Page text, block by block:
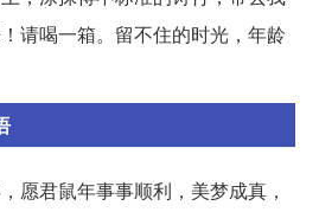
请喝一箱。留不住的时光，年龄
愿君鼠年事事顺利，美梦成真，